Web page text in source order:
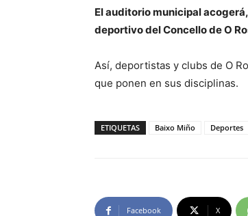
El auditorio municipal
deportivo del Concello de O
Así, deportistas y clubs de O
que ponen en sus disciplinas.
ETIQUETAS Baixo Miño Deportes
Facebook X